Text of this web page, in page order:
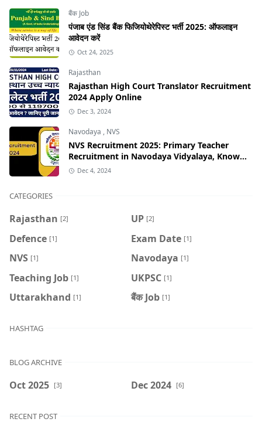
बैंक Job
पंजाब एंड सिंड बैंक फिजियोथेरेपिस्ट भर्ती 2025: ऑफलाइन
आवेदन करें
Oct 24, 2025
Rajasthan
Rajasthan High Court Translator Recruitment
2024 Apply Online
Dec 3, 2024
Navodaya , NVS
NVS Recruitment 2025: Primary Teacher
Recruitment in Navodaya Vidyalaya, Know
the Application Process!
Dec 4, 2024
CATEGORIES
Rajasthan [2] UP [2]
Defence [1] Exam Date [1]
NVS [1] Navodaya [1]
Teaching Job [1] UKPSC [1]
Uttarakhand [1] बैंक Job [1]
HASHTAG
BLOG ARCHIVE
Oct 2025 [3] Dec 2024 [6]
RECENT POST